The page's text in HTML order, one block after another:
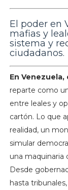
El poder en
mafias y
sistema y
ciudadanos.
En
reparte como
entre leales y
cartón. Lo que
realidad, un
simular
una maquinaria
Desde
hasta tribunales,